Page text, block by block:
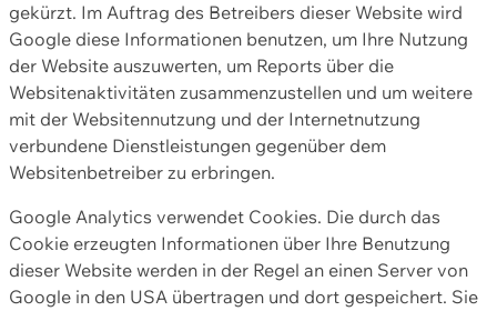
gekürzt. Im Auftrag des Betreibers dieser Website wird
Google diese Informationen benutzen, um Ihre Nutzung
der Website auszuwerten, um Reports über die
Websitenaktivitäten zusammenzustellen und um weitere
mit der Websitennutzung und der Internetnutzung
verbundene Dienstleistungen gegenüber dem
Websitenbetreiber zu erbringen.
Google Analytics verwendet Cookies. Die durch das
Cookie erzeugten Informationen über Ihre Benutzung
dieser Website werden in der Regel an einen Server von
Google in den USA übertragen und dort gespeichert. Sie